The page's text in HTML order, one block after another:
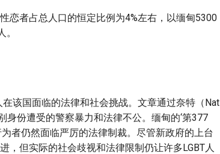
恋者占总人口的恒定比例为4%左右，以缅甸5300
该国面临的法律和社会挑战。文章通过奈特（Nat
份遭受的警察暴力和法律不公。缅甸的‘第377
者仍然面临严厉的法律制裁。尽管新政府的上台
，但实际的社会歧视和法律限制仍让许多LGBT人